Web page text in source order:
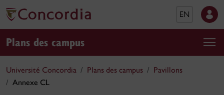
EN
Plans des campus
Université Concordia Plans des campus
Pavillons
Annexe CL